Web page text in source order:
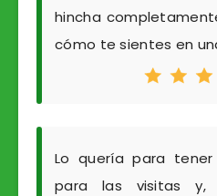
hincha
cómo te sientes en
Lo quería para
para las visitas y,